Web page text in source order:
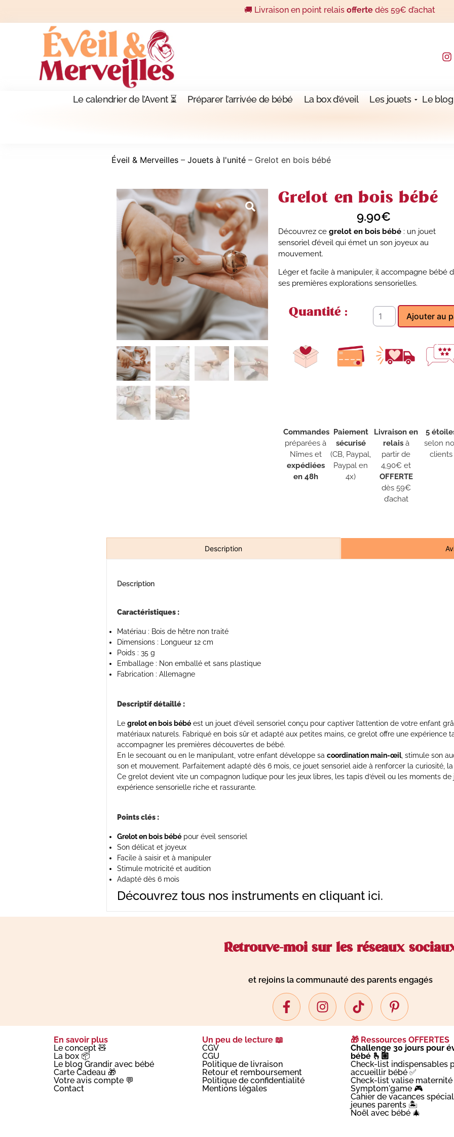
🚚 Livraison en point relais offertedès 59€ d’achat
Le calendrier de l’Avent ⏳ Préparer l’arrivée de bébé La box d’éveil Les jouets Le
Éveil & Merveilles – Jouets à l'unité – Grelot en bois bébé
Grelot en bois bébé
9.90€
Découvrez ce grelot en bois bébé: un jouet
sensoriel d’éveil qui émet un son joyeux au
mouvement.
Léger et facile à manipuler, il accompagne bébé
ses premières explorations sensorielles.
Quantité : Ajouter au
Commandes
préparées à
Nîmes et
expédiées
en 48h
Paiement
sécurisé
(CB, Paypal,
Paypal en
4x)
Livraison en
relaisà
partir de
4,90€ et
OFFERTE
dès 59€
d’achat
5
selon
clients
Description
Description
Caractéristiques :
Matériau : Bois de hêtre non traité
Dimensions : Longueur 12 cm
Poids : 35 g
Emballage : Non emballé et sans plastique
Fabrication : Allemagne
Descriptif détaillé :
Le grelot en bois bébé est un jouet d’éveil sensoriel conçu pour captiver l’attention de votre enfant
matériaux naturels. Fabriqué en bois sûr et adapté aux petites mains, ce grelot offre une expérience
accompagner les premières découvertes de bébé.
En le secouant ou en le manipulant, votre enfant développe sa coordination main-œil, stimule son
son et mouvement. Parfaitement adapté dès 6 mois, ce jouet sensoriel aide à renforcer la curiosité,
Ce grelot devient vite un compagnon ludique pour les jeux libres, les tapis d’éveil ou les moments
expérience sensorielle riche et rassurante.
Points clés :
Grelot en bois bébé pour éveil sensoriel
Son délicat et joyeux
Facile à saisir et à manipuler
Stimule motricité et audition
Adapté dès 6 mois
Découvrez tous nos instruments en cliquant ici.
Retrouve-moi sur les réseaux
et rejoins la communauté des parents engagés
En savoir plus
Le concept 🧸
La box 📦
Le blog Grandir avec bébé
Carte Cadeau 🎁
Votre avis compte 💬
Contact
Un peu de lecture 📖
CGV
CGU
Politique de livraison
Retour et remboursement
Politique de confidentialité
Mentions légales
🎁 Ressources OFFERTES
Challenge 30 jours pour
bébé 🫰🏼
Check-list indispensables
accueillir bébé ✅
Check-list valise maternité
Symptom'game 🎮
Cahier de vacances spécial
jeunes parents 🏝️
Noël avec bébé 🎄